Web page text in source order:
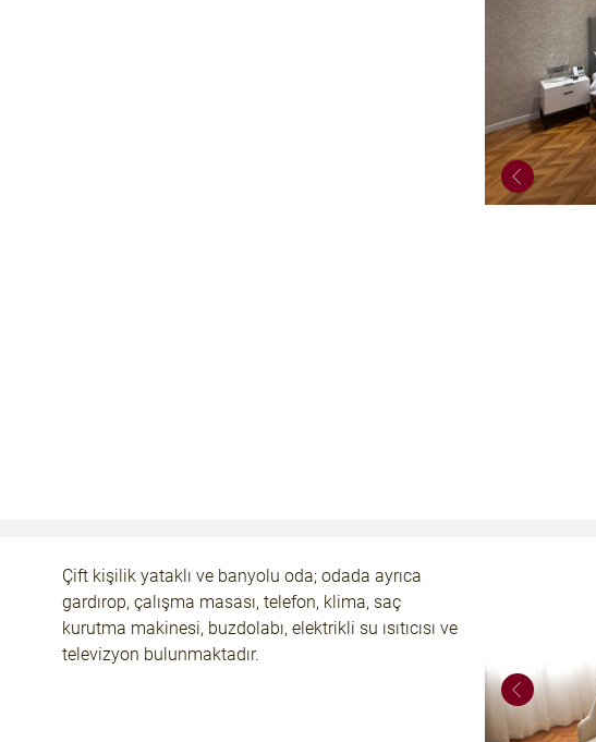
Çift kişilik yataklı ve banyolu oda; odada ayrıca
gardırop, çalışma masası, telefon, klima, saç
kurutma makinesi, buzdolabı, elektrikli su ısıtıcısı ve
televizyon bulunmaktadır.